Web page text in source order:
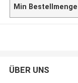
Min Bestellmenge
ÜBER UNS